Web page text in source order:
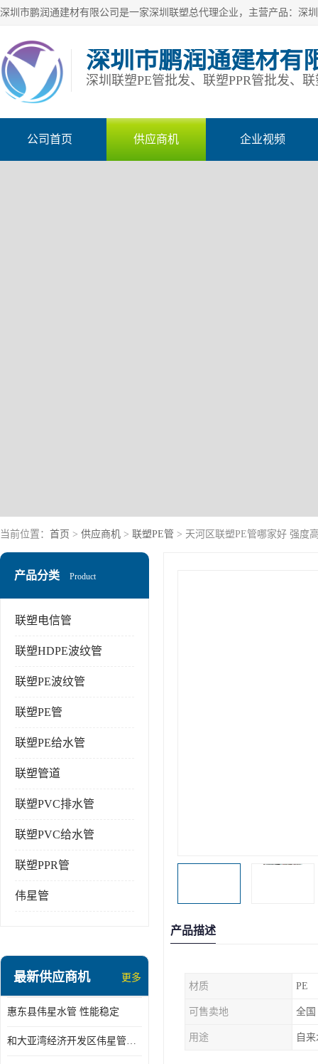
深圳市鹏润通建材有
公司首页 供应商机 企业视频
当前位置： 首页 > 供应商机 > 联塑PE管 > 天河区联塑PE管哪家好 强度
产品分类 Product
联塑电信管
联塑HDPE波纹管
联塑PE波纹管
联塑PE管
联塑PE给水管
联塑管道
联塑PVC排水管
联塑PVC给水管
联塑PPR管
伟星管
最新供应商机 更多
惠东县伟星水管 性能稳定
和大亚湾经济开发区伟星管批发
产品描述
材质 PE
可售卖地 全国
用途 自